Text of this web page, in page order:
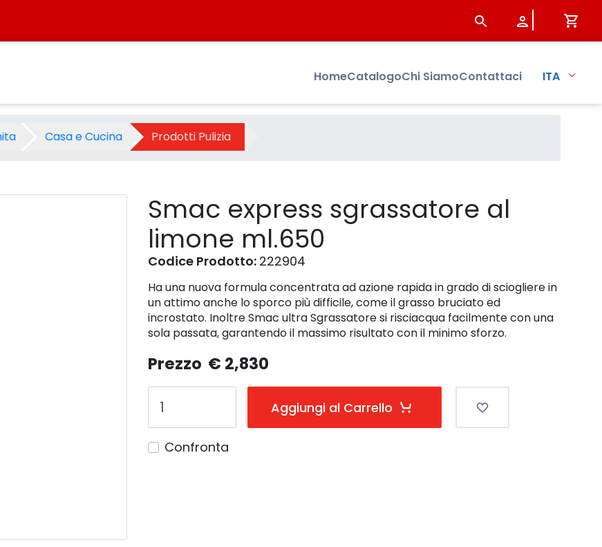
ml.650 - Prodotto - Sistersbo
HomeCatalogoChi SiamoContattaci ITA
Casa e Cucina Prodotti Pulizia
Smac express sgrassatore al
limone ml.650
Codice Prodotto: 222904
Ha una nuova formula concentrata ad azione rapida in grado di sciogliere in
un attimo anche lo sporco più difficile, come il grasso bruciato ed
incrostato. Inoltre Smac ultra Sgrassatore si risciacqua facilmente con una
sola passata, garantendo il massimo risultato con il minimo sforzo.
Prezzo € 2,830
Aggiungi al Carrello
Confronta